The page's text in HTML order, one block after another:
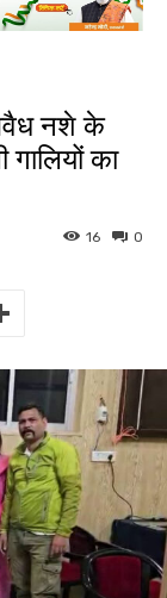
नशे के
गालियों का
0
16